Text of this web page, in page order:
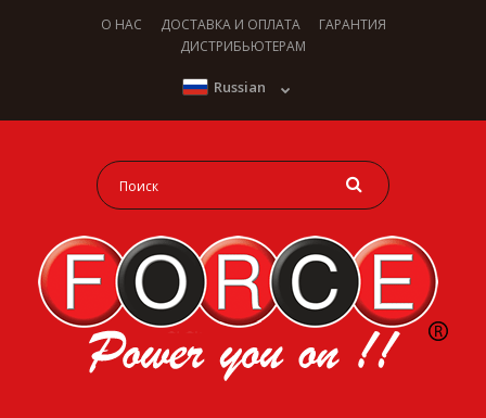
О НАС ДОСТАВКА И ОПЛАТА
ГАРАНТИЯ
ДИСТРИБЬЮТЕРАМ
Russian